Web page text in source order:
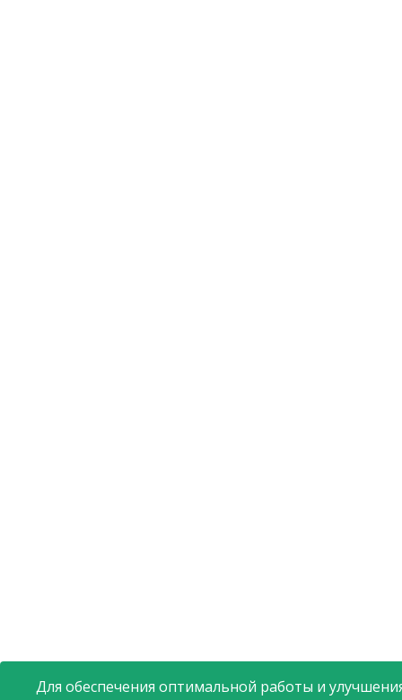
Для обеспечения оптимальной работы и